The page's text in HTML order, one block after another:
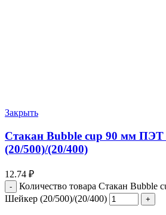
Закрыть
Стакан Bubble cup 90 мм
(20/500)/(20/400)
12.74 ₽
Количество товара Стакан
Шейкер (20/500)/(20/400)